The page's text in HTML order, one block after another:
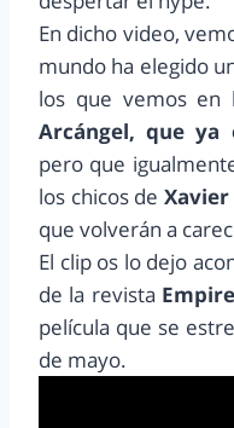
En dicho video,
mundo ha elegido
los que vemos en
Arcángel, que ya
pero que
los chicos de Xavier
que volverán a
El clip os lo dejo
de la revista Empire
película que se
de mayo.